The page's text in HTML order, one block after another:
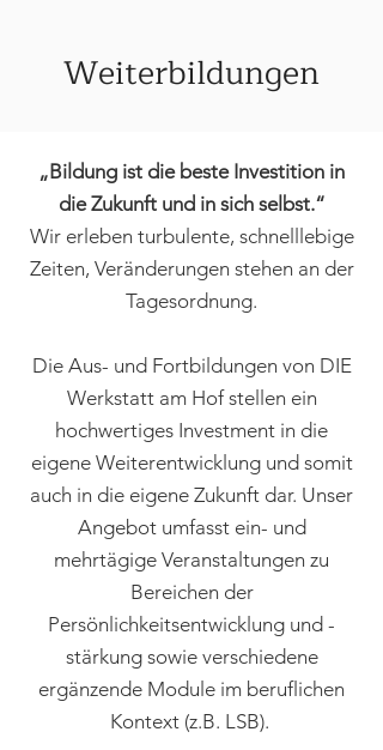
Weiterbildungen
„Bildung ist die beste Investition in
die Zukunft und in sich selbst.“
Wir erleben turbulente, schnelllebige
Zeiten, Veränderungen stehen an der
Tagesordnung.
Die Aus- und Fortbildungen von DIE
Werkstatt am Hof stellen ein
hochwertiges Investment in die
eigene Weiterentwicklung und somit
auch in die eigene Zukunft dar. Unser
Angebot umfasst ein- und
mehrtägige Veranstaltungen zu
Bereichen der
Persönlichkeitsentwicklung und -
stärkung sowie verschiedene
ergänzende Module im beruflichen
Kontext (z.B. LSB).